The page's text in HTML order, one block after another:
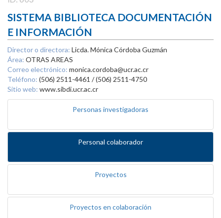
SISTEMA BIBLIOTECA DOCUMENTACIÓN
E INFORMACIÓN
Director o directora: Licda. Mónica Córdoba Guzmán
Área: OTRAS AREAS
Correo electrónico: monica.cordoba@ucr.ac.cr
Teléfono: (506) 2511-4461 / (506) 2511-4750
Sitio web: www.sibdi.ucr.ac.cr
Personas investigadoras
Personal colaborador
Proyectos
Proyectos en colaboración